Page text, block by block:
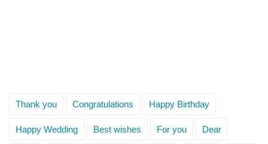
Thank you Congratulations Happy Birthday
Happy Wedding Best wishes For you Dear